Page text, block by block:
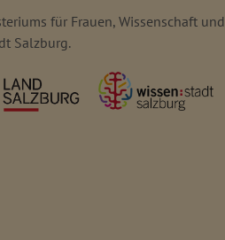
für Frauen, Wissenschaft und
Salzburg.